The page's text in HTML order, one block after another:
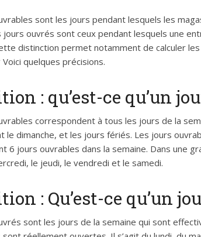
sont les jours pendant lesquels les
jours ouvrés sont ceux pendant lesquels une
distinction permet notamment de calculer
quelques précisions.
: qu’est-ce qu’un
correspondent à tous les jours de la
le dimanche, et les jours fériés. Les jours
6 jours ouvrables dans la semaine. Dans une
le jeudi, le vendredi et le samedi.
: Qu’est-ce qu’un
sont les jours de la semaine qui sont